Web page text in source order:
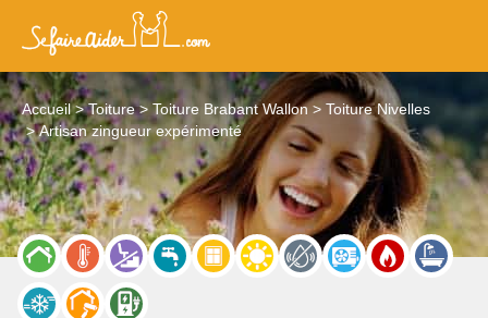
Accueil Toiture Toiture Brabant Wallon
Toiture Nivelles
Artisan zingueur expérimenté